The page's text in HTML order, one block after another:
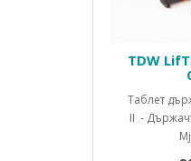
TDW
Таблет
II -